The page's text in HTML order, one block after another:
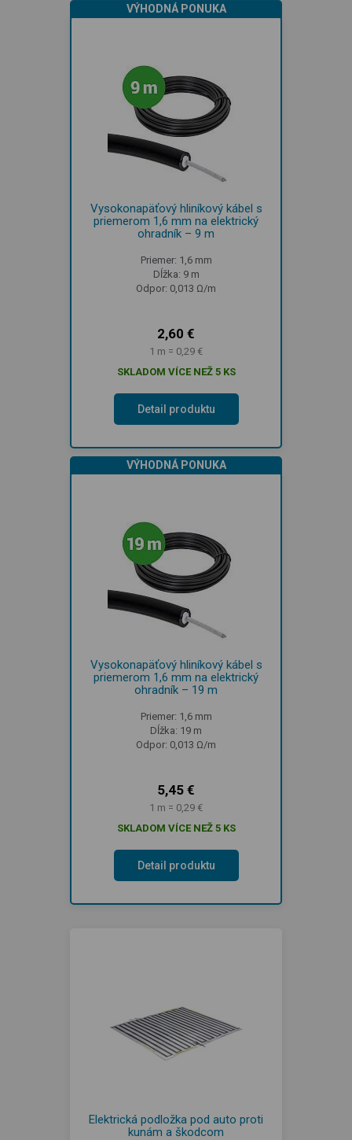
VÝHODNÁ PONUKA
Vysokonapäťový hliníkový kábel s
priemerom 1,6 mm na elektrický
ohradník – 9 m
Priemer: 1,6 mm
Dĺžka: 9 m
Odpor: 0,013 Ω/m
2,60 €
1 m = 0,29 €
SKLADOM VÍCE NEŽ 5 KS
Detail produktu
VÝHODNÁ PONUKA
Vysokonapäťový hliníkový kábel s
priemerom 1,6 mm na elektrický
ohradník – 19 m
Priemer: 1,6 mm
Dĺžka: 19 m
Odpor: 0,013 Ω/m
5,45 €
1 m = 0,29 €
SKLADOM VÍCE NEŽ 5 KS
Detail produktu
Elektrická podložka pod auto proti
kunám a škodcom